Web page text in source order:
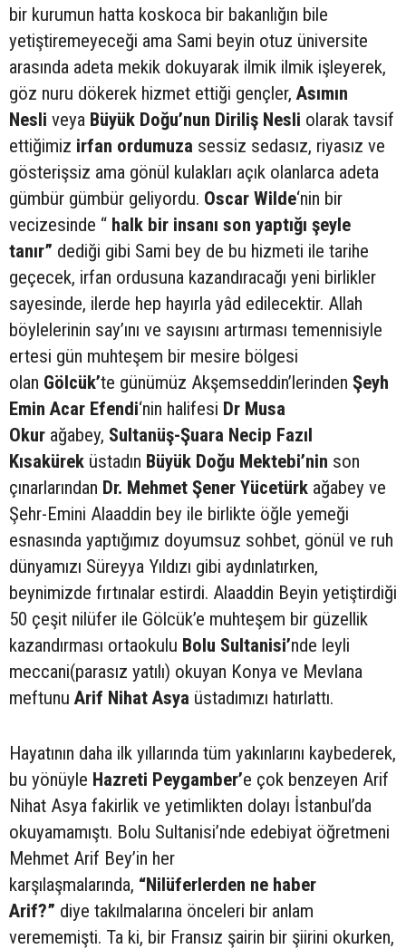
bir kurumun hatta koskoca bir bakanlığın bile
yetiştiremeyeceği ama Sami beyin otuz üniversite
arasında adeta mekik dokuyarak ilmik ilmik işleyerek,
göz nuru dökerek hizmet ettiği gençler,Asımın
Nesli veya Büyük Doğu’nun Diriliş Nesli olarak tavsif
ettiğimiz irfan ordumuza sessiz sedasız, riyasız ve
gösterişsiz ama gönül kulakları açık olanlarca adeta
gümbür gümbür geliyordu. Oscar Wilde‘nin bir
vecizesinde “ halk bir insanı son yaptığı şeyle
tanır” dediği gibi Sami bey de bu hizmeti ile tarihe
geçecek, irfan ordusuna kazandıracağı yeni birlikler
sayesinde, ilerde hep hayırla yâd edilecektir. Allah
böylelerinin say’ını ve sayısını artırması temennisiyle
ertesi gün muhteşem bir mesire bölgesi
olan Gölcük’te günümüz Akşemseddin’lerinden Şeyh
Emin Acar Efendi‘nin halifesi Dr Musa
Okur ağabey, Sultanüş-Şuara Necip Fazıl
Kısakürek üstadın Büyük Doğu Mektebi’nin son
çınarlarından Dr. Mehmet Şener Yücetürk ağabey ve
Şehr-Emini Alaaddin bey ile birlikte öğle yemeği
esnasında yaptığımız doyumsuz sohbet, gönül ve ruh
dünyamızı Süreyya Yıldızı gibi aydınlatırken,
beynimizde fırtınalar estirdi. Alaaddin Beyin yetiştirdiği
50 çeşit nilüfer ile Gölcük’e muhteşem bir güzellik
kazandırması ortaokulu Bolu Sultanisi’nde leyli
meccani(parasız yatılı) okuyan Konya ve Mevlana
meftunuArif Nihat Asya üstadımızı hatırlattı.
Hayatının daha ilk yıllarında tüm yakınlarını kaybederek,
bu yönüyle Hazreti Peygamber’e çok benzeyen Arif
Nihat Asya fakirlik ve yetimlikten dolayı İstanbul’da
okuyamamıştı. Bolu Sultanisi’nde edebiyat öğretmeni
Mehmet Arif Bey’in her
karşılaşmalarında, “Nilüferlerden ne haber
Arif?” diye takılmalarına önceleri bir anlam
verememişti. Ta ki, bir Fransız şairin bir şiirini okurken,